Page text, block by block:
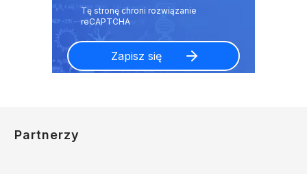
Partnerzy